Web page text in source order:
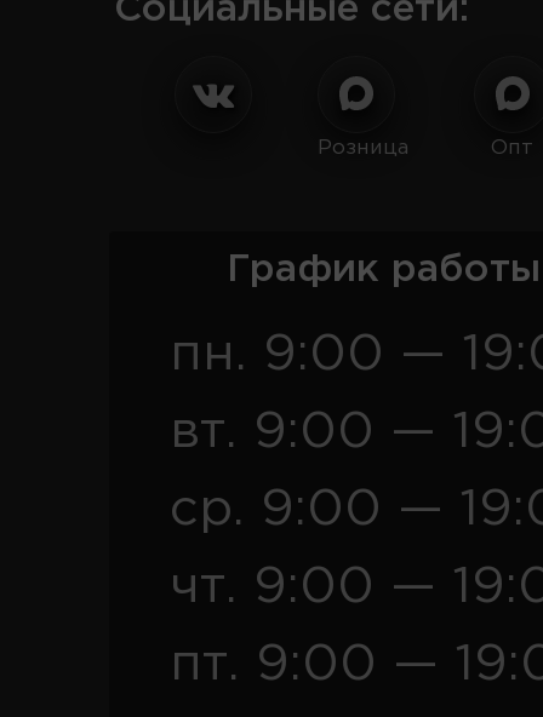
Социальные сети:
Розница Опт
График
пн. 9:00 —
вт. 9:00 —
ср. 9:00 —
чт. 9:00 —
пт. 9:00 —